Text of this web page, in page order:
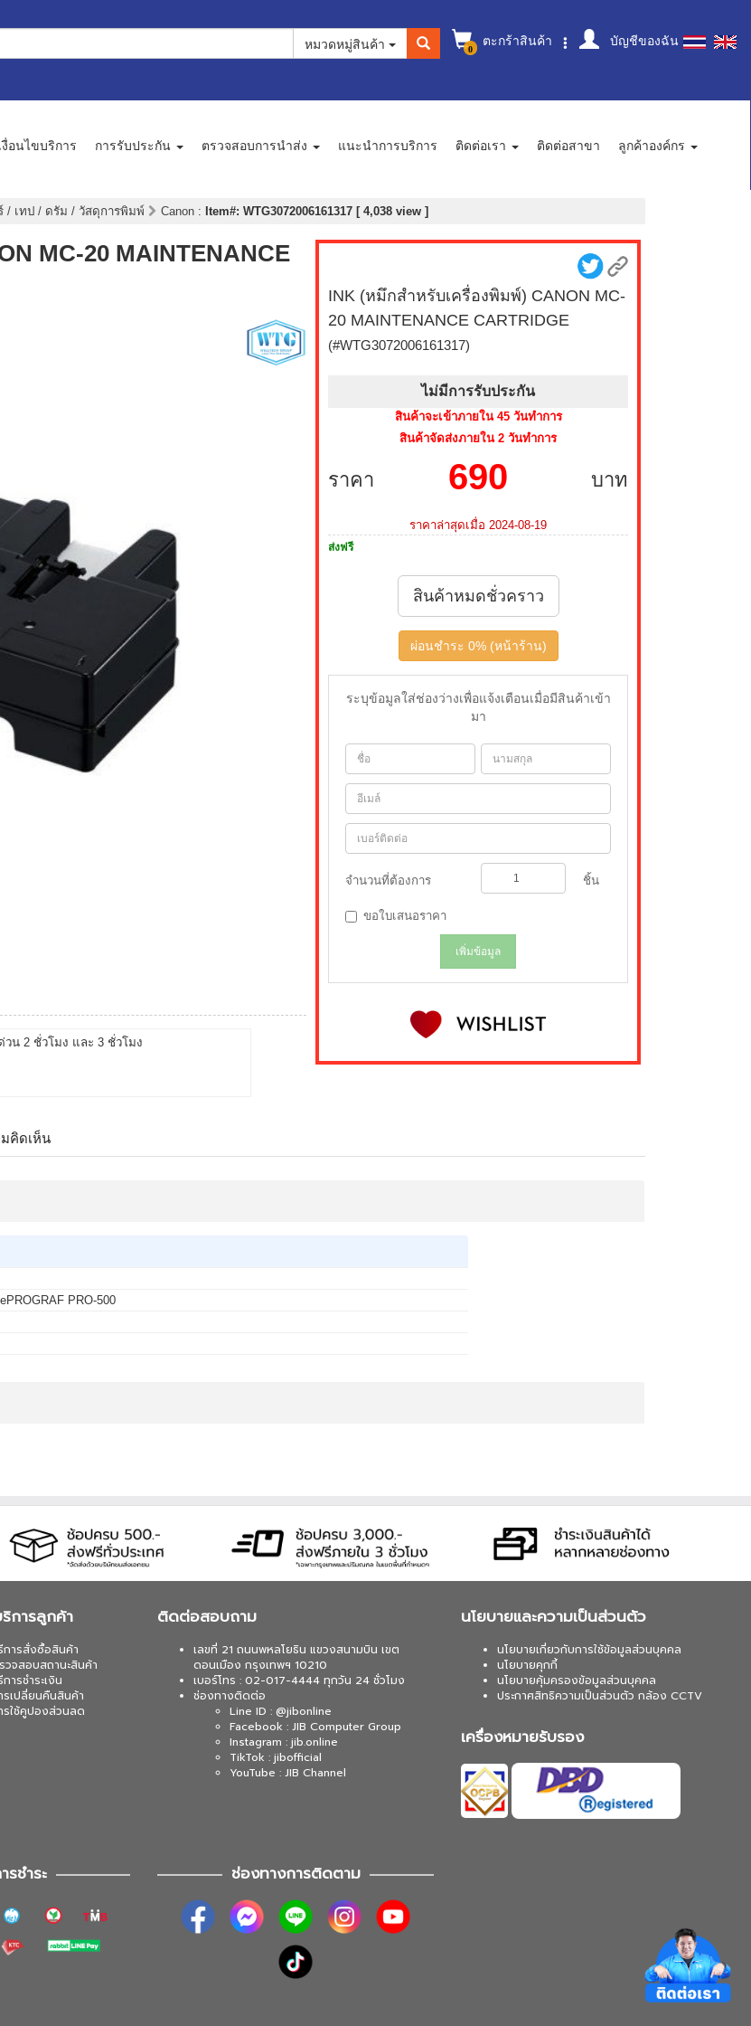
0 ตะกร้าสินค้า บัญชีของฉัน
หมวดหมู่สินค้า
งื่อนไขบริการ การรับประกัน ตรวจสอบการนำส่ง แนะนำการบริการ ติดต่อเรา ติดต่อสาขา
ลูกค้าองค์กร
/ เทป / ดรัม / วัสดุการพิมพ์ Canon : Item#: WTG3072006161317 [ 4,038 view ]
MC-20 MAINTENANCE
วน 2 ชั่วโมง และ 3 ชั่วโมง
INK (หมึกสำหรับเครื่องพิมพ์) CANON MC-
20 MAINTENANCE CARTRIDGE
(#WTG3072006161317)
ไม่มีการรับประกัน
สินค้าจะเข้าภายใน 45 วันทำการ
สินค้าจัดส่งภายใน 2 วันทำการ
ราคา บาท
690
ราคาล่าสุดเมื่อ 2024-08-19
ส่งฟรี
สินค้าหมดชั่วคราว
ผ่อนชำระ 0% (หน้าร้าน)
ระบุข้อมูลใส่ช่องว่างเพื่อแจ้งเตือนเมื่อมีสินค้าเข้า
มา
จำนวนที่ต้องการ ชิ้น
ขอใบเสนอราคา
เพิ่มข้อมูล
คิดเห็น
PRO-500
การลูกค้า
การสั่งซื้อสินค้า
วจสอบสถานะสินค้า
การชำระเงิน
รเปลี่ยนคืนสินค้า
รใช้คูปองส่วนลด
ติดต่อสอบถาม
เลขที่ 21 ถนนพหลโยธิน แขวงสนามบิน เขต
ดอนเมือง กรุงเทพฯ 10210
เบอร์โทร : 02-017-4444 ทุกวัน 24 ชั่วโมง
ช่องทางติดต่อ
Line ID : @jibonline
Facebook : JIB Computer Group
Instagram : jib.online
TikTok : jibofficial
YouTube : JIB Channel
นโยบายและความเป็นส่วนตัว
นโยบายเกี่ยวกับการใช้ข้อมูลส่วนบุคคล
นโยบายคุกกี้
นโยบายคุ้มครองข้อมูลส่วนบุคคล
ประกาศสิทธิความเป็นส่วนตัว กล้อง CCTV
เครื่องหมายรับรอง
รชำระ ช่องทางการติดตาม